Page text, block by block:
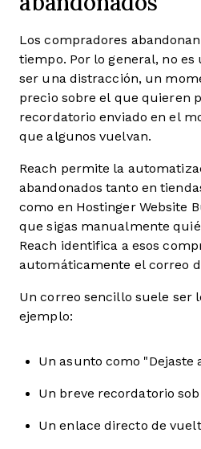
Los compradores
tiempo. Por lo general, no es
ser una distracción, un
precio sobre el que quieren
recordatorio enviado en el
que algunos vuelvan.
Reach permite la
abandonados tanto en
como en Hostinger Website
que sigas manualmente
Reach identifica a esos
automáticamente el correo
Un correo sencillo suele ser
ejemplo:
Un asunto como "Dejaste
Un breve recordatorio
Un enlace directo de